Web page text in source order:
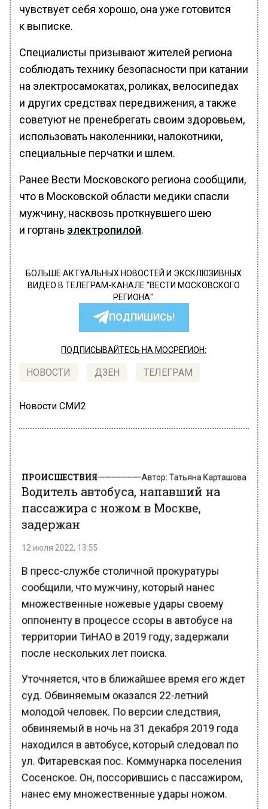
чувствует себя хорошо, она уже готовится
к выписке.
Специалисты призывают жителей региона
соблюдать технику безопасности при катании
на электросамокатах, роликах, велосипедах
и других средствах передвижения, а также
советуют не пренебрегать своим здоровьем,
использовать наколенники, налокотники,
специальные перчатки и шлем.
Ранее Вести Московского региона сообщили,
что в Московской области медики спасли
мужчину, насквозь проткнувшего шею
и гортань электропилой.
БОЛЬШЕ АКТУАЛЬНЫХ НОВОСТЕЙ И ЭКСКЛЮЗИВНЫХ
ВИДЕО В ТЕЛЕГРАМ-КАНАЛЕ "ВЕСТИ МОСКОВСКОГО
РЕГИОНА".
ПОДПИШИСЬ!
ПОДПИСЫВАЙТЕСЬ НА МОСРЕГИОН:
НОВОСТИ ДЗЕН ТЕЛЕГРАМ
Новости СМИ2
Водитель автобуса, напавший на
пассажира с ножом в Москве,
задержан
В пресс-службе столичной прокуратуры
сообщили, что мужчину, который нанес
множественные ножевые удары своему
оппоненту в процессе ссоры в автобусе на
территории ТиНАО в 2019 году, задержали
после нескольких лет поиска.
Уточняется, что в ближайшее время его ждет
суд. Обвиняемым оказался 22-летний
молодой человек. По версии следствия,
обвиняемый в ночь на 31 декабря 2019 года
находился в автобусе, который следовал по
ул. Фитаревская пос. Коммунарка поселения
Сосенское. Он, поссорившись с пассажиром,
нанес ему множественные удары ножом.